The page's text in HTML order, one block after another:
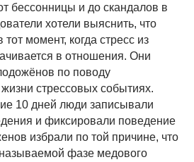
бессонницы и до скандалов в
хотели выяснить, что
момент, когда стресс из
в отношения. Они
по поводу
стрессовых событиях.
10 дней люди записывали
и фиксировали поведение
избрали по той причине, что
фазе медового